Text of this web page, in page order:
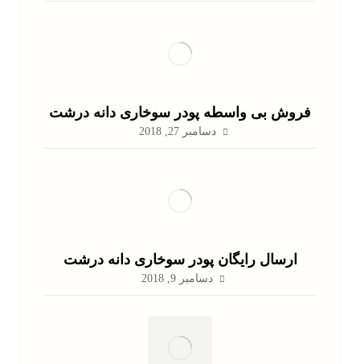
فروش بی واسطه پودر سوخاری دانه درشت
دسامبر 27, 2018
ارسال رایگان پودر سوخاری دانه درشت
دسامبر 9, 2018